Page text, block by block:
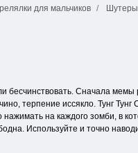
для мальчиков Шутеры
бесчинствовать. Сначала
терпение иссякло. Тунг Тунг
на каждого зомби, в
Используйте и точно